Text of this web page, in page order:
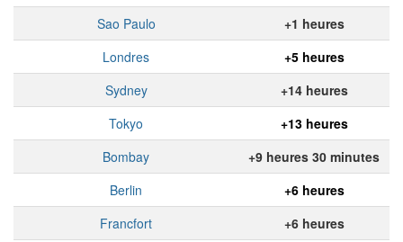
Sao Paulo
+1 heures
Londres
+5 heures
Sydney
+14 heures
Tokyo
+13 heures
Bombay
+9 heures 30 minutes
Berlin
+6 heures
Francfort
+6 heures